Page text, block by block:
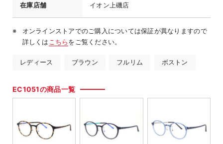
在庫店舗 イオン上磯店
オンラインストアでのご購入については保証が異なりますので
詳しくは こちらをご覧ください。
レディース ブラウン フルリム ボストン
EC1051の商品一覧